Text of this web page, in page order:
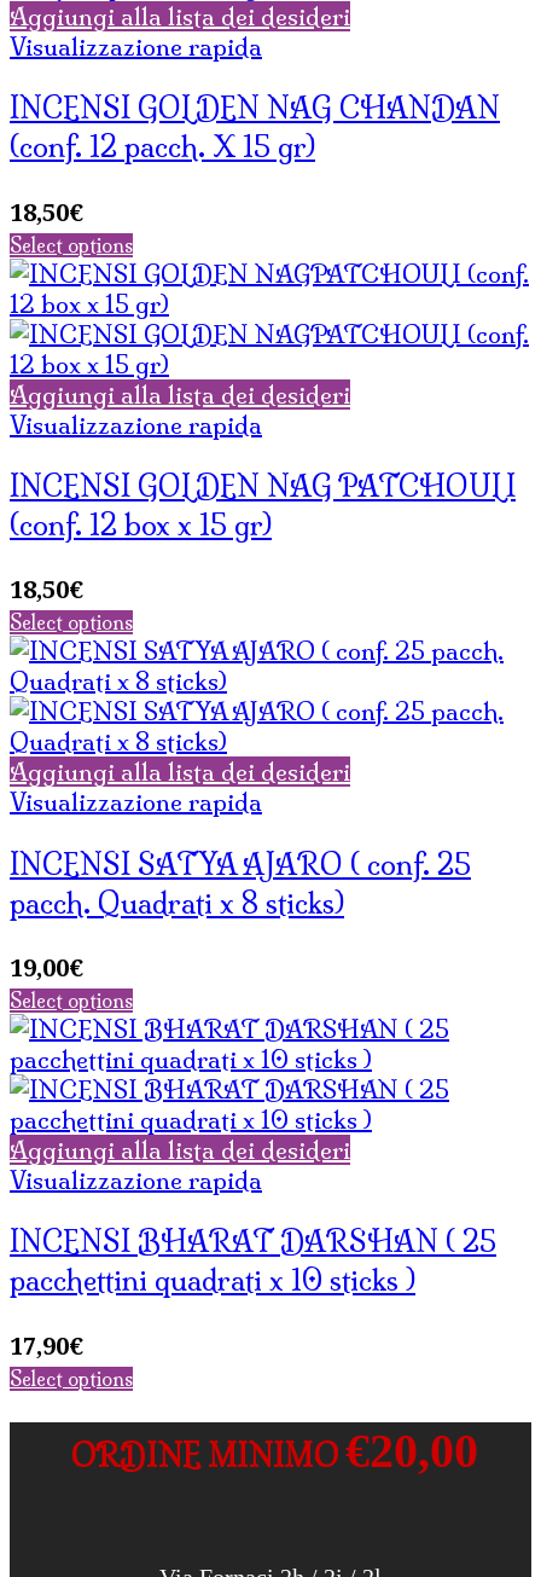
Aggiungi alla lista dei desideri
Visualizzazione rapida
INCENSI GOLDEN NAG CHANDAN
(conf. 12 pacch. X 15 gr)
18,50€
Select options
Aggiungi alla lista dei desideri
Visualizzazione rapida
INCENSI GOLDEN NAG PATCHOULI
(conf. 12 box x 15 gr)
18,50€
Select options
Aggiungi alla lista dei desideri
Visualizzazione rapida
INCENSI SATYA AJARO ( conf. 25
pacch. Quadrati x 8 sticks)
19,00€
Select options
Aggiungi alla lista dei desideri
Visualizzazione rapida
INCENSI BHARAT DARSHAN ( 25
pacchettini quadrati x 10 sticks )
17,90€
Select options
ORDINE MINIMO€20,00